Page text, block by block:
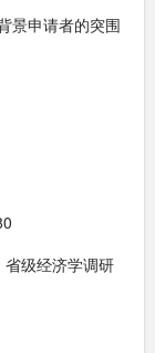
景申请者的突围
级经济学调研